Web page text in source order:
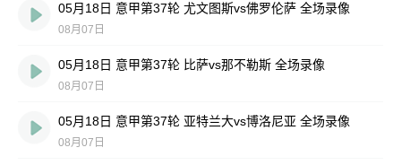
05月18日 意甲第37轮 尤文图斯vs佛罗伦萨 全场录像
08月07日
05月18日 意甲第37轮 比萨vs那不勒斯 全场录像
08月07日
05月18日 意甲第37轮 亚特兰大vs博洛尼亚 全场录像
08月07日